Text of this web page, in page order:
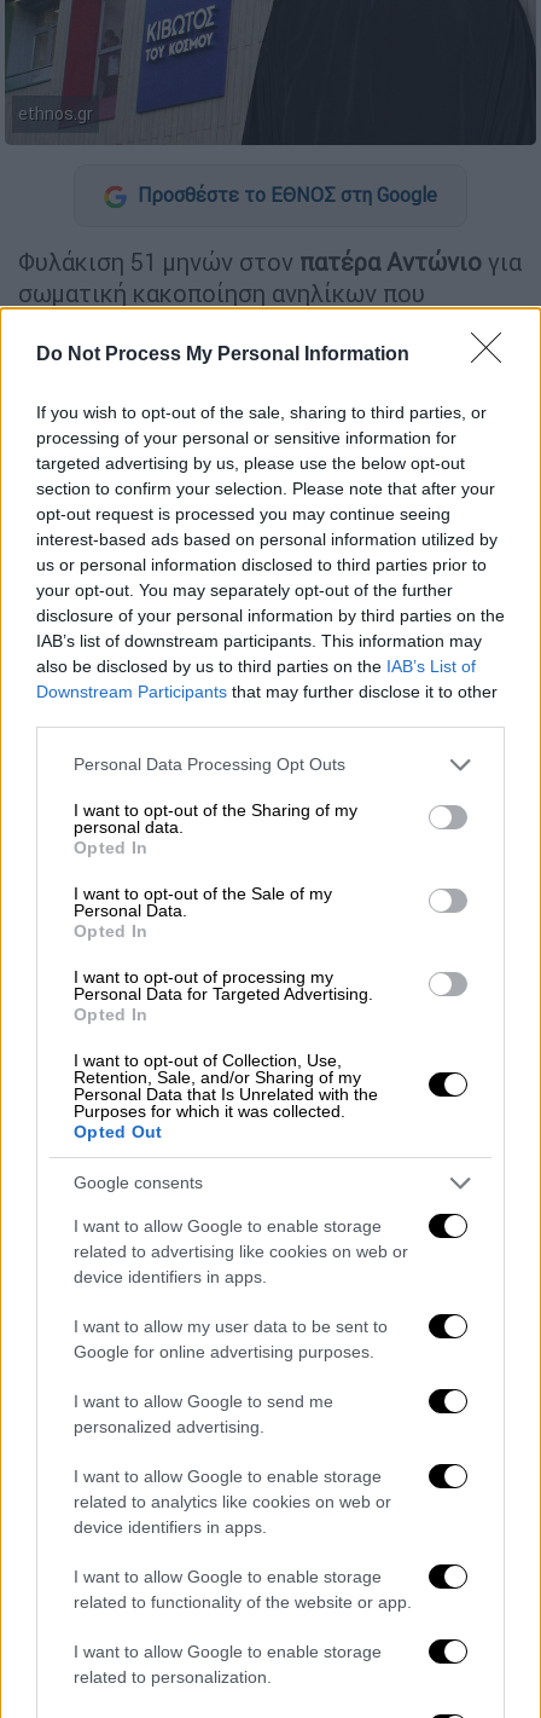
Do Not Process My Personal Information
If you wish to opt-out of the sale, sharing to third parties, or
processing of your personal or sensitive information for
targeted advertising by us, please use the below opt-out
section to confirm your selection. Please note that after your
opt-out request is processed you may continue seeing
interest-based ads based on personal information utilized by
us or personal information disclosed to third parties prior to
your opt-out. You may separately opt-out of the further
disclosure of your personal information by third parties on the
IAB’s list of downstream participants. This information may
also be disclosed by us to third parties on the IAB’s List of
Downstream Participants that may further disclose it to other
Please note that this website/app uses one or more Google
not limited to your visit or usage behaviour. You may click to
grant or deny consent to Google and its third-party tags to
use your data for below specified purposes in below Google
consent section.
Personal Data Processing Opt Outs
I want to opt-out of the Sharing of my
personal data.
Opted In
I want to opt-out of the Sale of my
Personal Data.
Opted In
I want to opt-out of processing my
Personal Data for Targeted Advertising.
Opted In
I want to opt-out of Collection, Use,
Retention, Sale, and/or Sharing of my
Personal Data that Is Unrelated with the
Purposes for which it was collected.
Opted Out
Google consents
I want to allow Google to enable storage
related to advertising like cookies on web or
device identifiers in apps.
I want to allow my user data to be sent to
Google for online advertising purposes.
I want to allow Google to send me
personalized advertising.
I want to allow Google to enable storage
related to analytics like cookies on web or
device identifiers in apps.
I want to allow Google to enable storage
related to functionality of the website or app.
I want to allow Google to enable storage
related to personalization.
ethnos.gr
Προσθέστε το ΕΘΝΟΣ στη Google
Φυλάκιση 51 μηνών στον πατέρα Αντώνιο για
σωματική κακοποίηση ανηλίκων που
Κόσμου».
Στους τέσσεριςσυγκατηγορούμενούςτου,
πρώην εργαζόμενους στην Οργάνωση, το
δικαστήριο επέβαλε από 17 έως 40 μήνες
φυλάκισης. Σε όλους αναγνωρίστηκε το
ελαφρυντικότου προτέρου σύννομου βίου.
ΔΙΑΒΑΣΤΕ ΕΠΙΣΗΣ
Ελλάδα| 14.11.2024 14:00
Ως ύποπτοι κλήθηκαν οι πρώην
προστατευόμενοι μάρτυρες για την
υπόθεση Novartis
για ακόμη έναν καταδικασμένο, το
δικαστήριο αποφάσισε η
εξαγοράσιμη
προς 10 ευρώ την ημέρα. Στους
υπόλοιπους τρεις αποφάσισε να χορηγήσει
τριετή αναστολή
τους. Σε όλους δόθηκεαναστέλλουσα
δύναμηστην έφεση.
«Είμαι και παραμένω αθώος»
Σε δηλώσεις του ο πατέρας Αντώνιος είπε:
Είμαι ο πατήρ Αντώνιος
παραμένω αθώος. Συνεχίζω των αγώνα μου,
ανεβαίνω το Γολγοθά μου, μέχρι την τελική
να σας κοιτάξω».